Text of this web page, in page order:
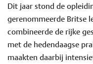
Dit jaar stond de
gerenommeerde Britse
combineerde de rijke
met de hedendaagse
maakten daarbij